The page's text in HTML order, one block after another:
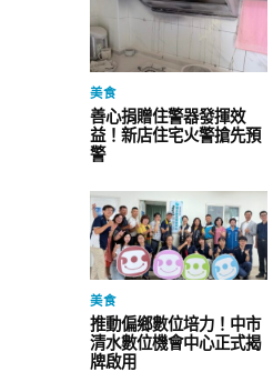
美食
善心捐贈住警器發揮效
益！新店住宅火警搶先預
警
美食
推動偏鄉數位培力！中市
清水數位機會中心正式揭
牌啟用